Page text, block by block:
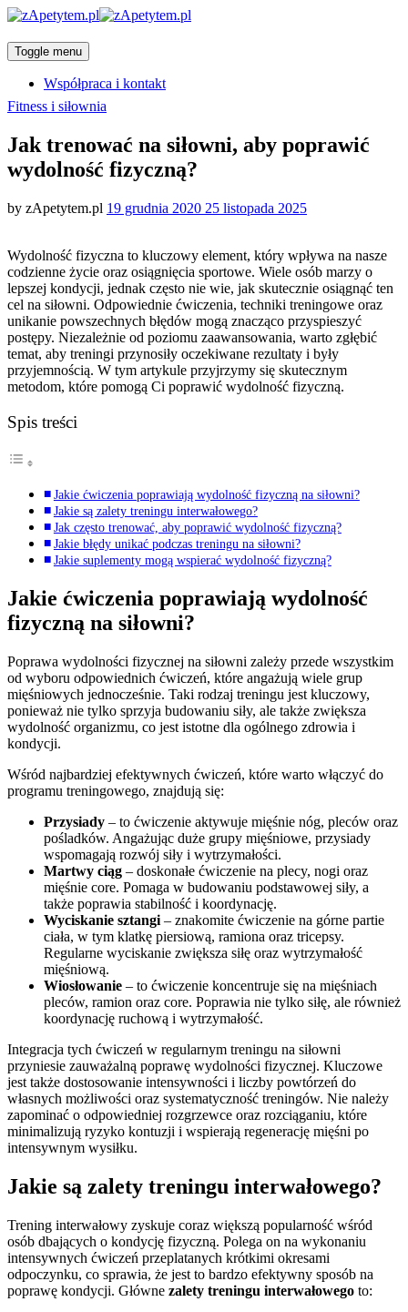
Toggle menu
Współpraca i kontakt
Categories
Fitness i siłownia
Jak trenować na siłowni, aby poprawić
wydolność fizyczną?
by zApetytem.pl Posted
19 grudnia 2020 25 listopada 2025
Wydolność fizyczna to kluczowy element, który wpływa na nasze
codzienne życie oraz osiągnięcia sportowe. Wiele osób marzy o
lepszej kondycji, jednak często nie wie, jak skutecznie osiągnąć ten
cel na siłowni. Odpowiednie ćwiczenia, techniki treningowe oraz
unikanie powszechnych błędów mogą znacząco przyspieszyć
postępy. Niezależnie od poziomu zaawansowania, warto zgłębić
temat, aby treningi przynosiły oczekiwane rezultaty i były
przyjemnością. W tym artykule przyjrzymy się skutecznym
metodom, które pomogą Ci poprawić wydolność fizyczną.
Spis treści
Jakie ćwiczenia poprawiają wydolność fizyczną na siłowni?
Jakie są zalety treningu interwałowego?
Jak często trenować, aby poprawić wydolność fizyczną?
Jakie błędy unikać podczas treningu na siłowni?
Jakie suplementy mogą wspierać wydolność fizyczną?
Jakie ćwiczenia poprawiają wydolność
fizyczną na siłowni?
Poprawa wydolności fizycznej na siłowni zależy przede wszystkim
od wyboru odpowiednich ćwiczeń, które angażują wiele grup
mięśniowych jednocześnie. Taki rodzaj treningu jest kluczowy,
ponieważ nie tylko sprzyja budowaniu siły, ale także zwiększa
wydolność organizmu, co jest istotne dla ogólnego zdrowia i
kondycji.
Wśród najbardziej efektywnych ćwiczeń, które warto włączyć do
programu treningowego, znajdują się:
Przysiady – to ćwiczenie aktywuje mięśnie nóg, pleców oraz
pośladków. Angażując duże grupy mięśniowe, przysiady
wspomagają rozwój siły i wytrzymałości.
Martwy ciąg – doskonałe ćwiczenie na plecy, nogi oraz
mięśnie core. Pomaga w budowaniu podstawowej siły, a
także poprawia stabilność i koordynację.
Wyciskanie sztangi – znakomite ćwiczenie na górne partie
ciała, w tym klatkę piersiową, ramiona oraz tricepsy.
Regularne wyciskanie zwiększa siłę oraz wytrzymałość
mięśniową.
Wiosłowanie – to ćwiczenie koncentruje się na mięśniach
pleców, ramion oraz core. Poprawia nie tylko siłę, ale również
koordynację ruchową i wytrzymałość.
Integracja tych ćwiczeń w regularnym treningu na siłowni
przyniesie zauważalną poprawę wydolności fizycznej. Kluczowe
jest także dostosowanie intensywności i liczby powtórzeń do
własnych możliwości oraz systematyczność treningów. Nie należy
zapominać o odpowiedniej rozgrzewce oraz rozciąganiu, które
minimalizują ryzyko kontuzji i wspierają regenerację mięśni po
intensywnym wysiłku.
Jakie są zalety treningu interwałowego?
Trening interwałowy zyskuje coraz większą popularność wśród
osób dbających o kondycję fizyczną. Polega on na wykonaniu
intensywnych ćwiczeń przeplatanych krótkimi okresami
odpoczynku, co sprawia, że jest to bardzo efektywny sposób na
poprawę kondycji. Główne zalety treningu interwałowego to: